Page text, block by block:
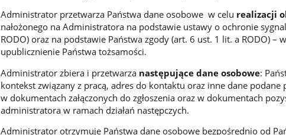
Administrator przetwarza Państwa dane osobowe w celu realizacji
nałożonego na Administratora na podstawie ustawy o ochronie
RODO) oraz na podstawie Państwa zgody (art. 6 ust. 1 lit. a RODO) –
upublicznienie Państwa tożsamości.
Administrator zbiera i przetwarza następujące dane osobowe:
kontekst związany z pracą, adres do kontaktu oraz inne dane podane
w dokumentach załączonych do zgłoszenia oraz w dokumentach
administratora w ramach działań następczych.
Administrator otrzymuje Państwa dane osobowe bezpośrednio od